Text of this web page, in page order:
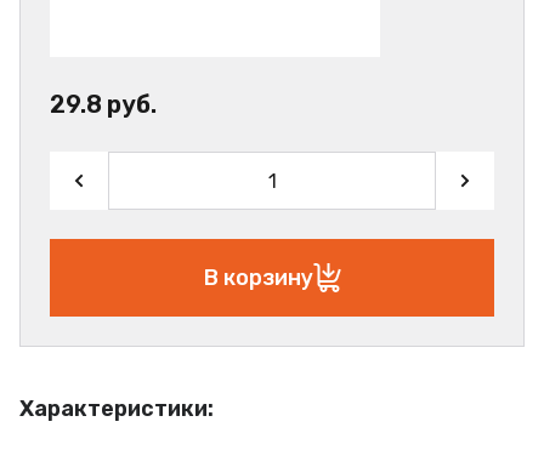
Характеристики:
29.8 руб.
В корзину